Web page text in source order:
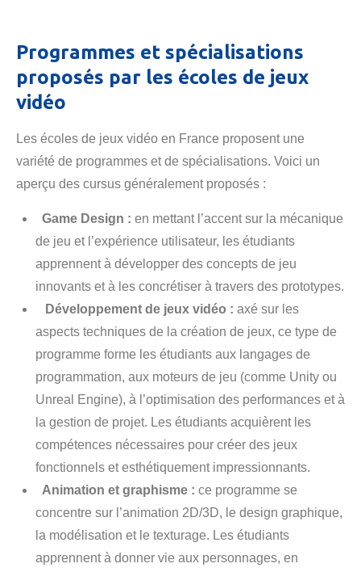
Programmes et spécialisations
proposés par les écoles de jeux
vidéo
Les écoles de jeux vidéo en France proposent une
variété de programmes et de spécialisations. Voici un
aperçu des cursus généralement proposés :
Game Design : en mettant l’accent sur la mécanique
de jeu et l’expérience utilisateur, les étudiants
apprennent à développer des concepts de jeu
innovants et à les concrétiser à travers des prototypes.
Développement de jeux vidéo : axé sur les
aspects techniques de la création de jeux, ce type de
programme forme les étudiants aux langages de
programmation, aux moteurs de jeu (comme Unity ou
Unreal Engine), à l’optimisation des performances et à
la gestion de projet. Les étudiants acquièrent les
compétences nécessaires pour créer des jeux
fonctionnels et esthétiquement impressionnants.
Animation et graphisme : ce programme se
concentre sur l’animation 2D/3D, le design graphique,
la modélisation et le texturage. Les étudiants
apprennent à donner vie aux personnages, en